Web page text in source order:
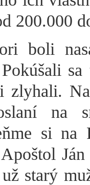
200.000
boli
zlyhali.
na
si
starý